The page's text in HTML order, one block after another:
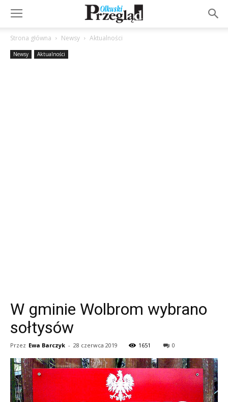
Strona główna Newsy Aktualności
Newsy Aktualności
W gminie Wolbrom wybrano
sołtysów
Przez Ewa Barczyk - 28 czerwca 2019 1651 0